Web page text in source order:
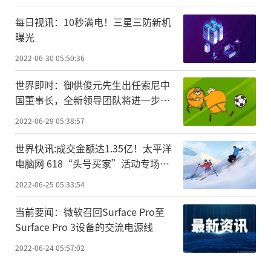
每日视讯：10秒满电！三星三防新机
曝光
2022-06-30 05:50:36
世界即时：御供俊元先生出任索尼中
国董事长，全新领导团队将进一步强
化中国市场战略地位
2022-06-29 05:38:57
世界快讯:成交金额达1.35亿！太平洋
电脑网 618“头号买家”活动专场收
官
2022-06-25 05:33:54
当前要闻：微软召回Surface Pro至
Surface Pro 3设备的交流电源线
2022-06-24 05:57:02